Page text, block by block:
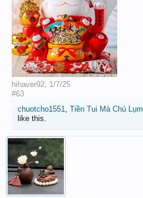
hihaver92, 1/7/25
#63
chuotcho1551, Tiền Tui Mà Chú Lụm
like this.